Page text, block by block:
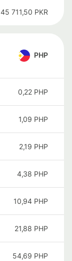
45 711,50 PKR
PHP
0,22 PHP
1,09 PHP
2,19 PHP
4,38 PHP
10,94 PHP
21,88 PHP
54,69 PHP